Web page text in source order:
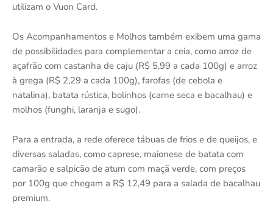
utilizam o Vuon Card.
Os Acompanhamentos e Molhos também exibem uma gama
de possibilidades para complementar a ceia, como arroz de
açafrão com castanha de caju (R$ 5,99 a cada 100g) e arroz
à grega (R$ 2,29 a cada 100g), farofas (de cebola e
natalina), batata rústica, bolinhos (carne seca e bacalhau) e
molhos (funghi, laranja e sugo).
Para a entrada, a rede oferece tábuas de frios e de queijos, e
diversas saladas, como caprese, maionese de batata com
camarão e salpicão de atum com maçã verde, com preços
por 100g que chegam a R$ 12,49 para a salada de bacalhau
premium.